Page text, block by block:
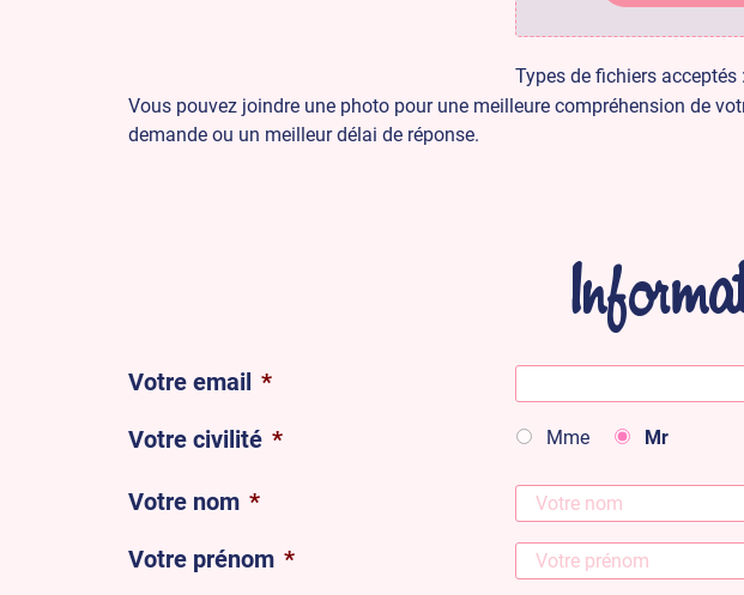
Types de fichiers
Vous pouvez joindre une photo pour une meilleure compréhension de
demande ou un meilleur délai de réponse.
Votre email *
Votre civilité * Mme Mr
Votre nom *
Votre prénom *